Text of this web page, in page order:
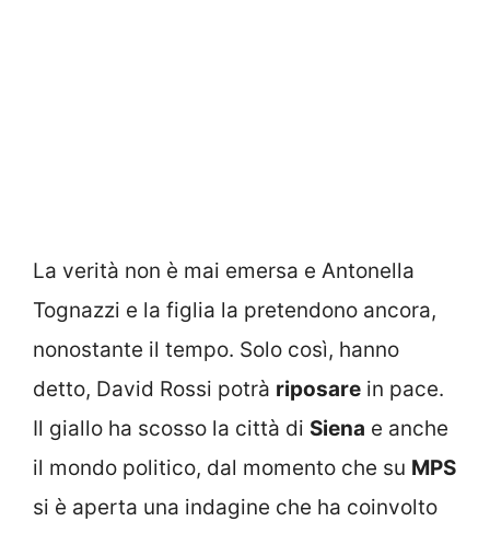
La verità non è mai emersa e Antonella
Tognazzi e la figlia la pretendono ancora,
nonostante il tempo. Solo così, hanno
detto, David Rossi potrà riposare in pace.
Il giallo ha scosso la città di Siena e anche
il mondo politico, dal momento che su MPS
si è aperta una indagine che ha coinvolto